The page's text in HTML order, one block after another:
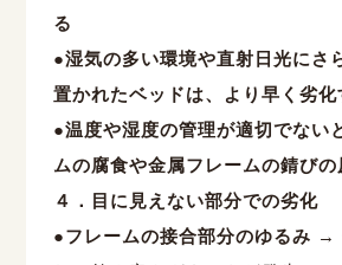
る
●湿気の多い環境や直射日光にさ
置かれたベッドは、より早く劣化
●温度や湿度の管理が適切でない
ムの腐食や金属フレームの錆びの
４．目に見えない部分での劣化
●フレームの接合部分のゆるみ →